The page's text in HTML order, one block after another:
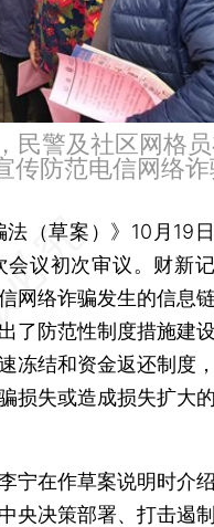
民警及社区网格
传防范电信网络诈
法（草案）》10月19
议初次审议。财新
网络诈骗发生的信息
了防范性制度措施建
冻结和资金返还制度
损失或造成损失扩大
在作草案说明时介
央决策部署、打击遏